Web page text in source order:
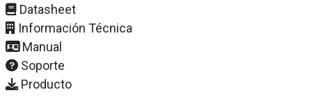
Datasheet
Información Técnica
Manual
Soporte
Producto